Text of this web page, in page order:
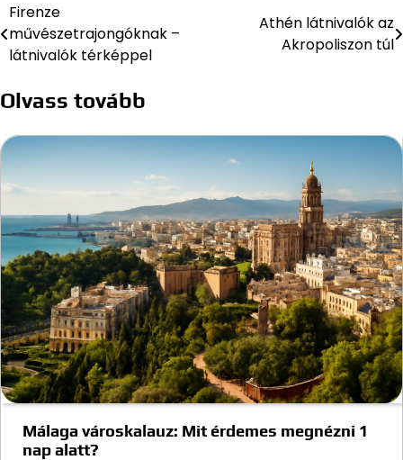
Bejegyzés
navigáció
Firenze
művészetrajongóknak –
látnivalók térképpel
Athén látnivalók az
Akropoliszon túl
Olvass tovább
Málaga városkalauz: Mit érdemes megnézni 1
nap alatt?